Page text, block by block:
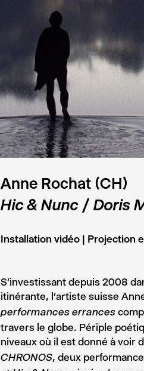
Anne Rochat (CH)
Hic & Nunc / Doris
Installation vidéo | Projection
S’investissant depuis 2008
itinérante, l’artiste suisse
performances errances
travers le globe. Périple
niveaux où il est donné à voir
CHRONOS, deux